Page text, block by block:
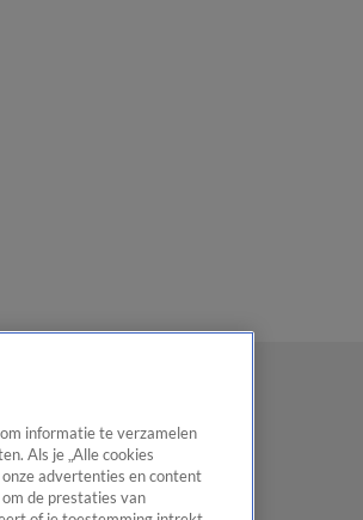
informatie te verzamelen
Als je „Alle cookies
advertenties en content
de prestaties van